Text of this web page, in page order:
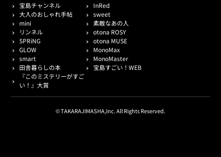
宝島チャンネル
InRed
大人のおしゃれ手帖
sweet
mini
素敵なあの人
リンネル
otona ROSY
SPRiNG
otona MUSE
GLOW
MonoMax
smart
MonoMaster
田舎暮らしの本
宝島すごい！WEB
『このミステリーがすご
い！』大賞
© TAKARAJIMASHA,Inc. All Rights Reserved.